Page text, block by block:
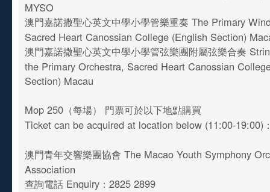
MYSO
澳門嘉諾撒聖心英文中學小學管樂重奏 The Primary
Sacred Heart Canossian College (English Section)
澳門嘉諾撒聖心英文中學小學管弦樂團附屬弦樂合奏
the Primary Orchestra, Sacred Heart Canossian
Section) Macau
Mop 250（每場） 門票可於以下地點購買
Ticket can be acquired at location below (11:00-19:00)
澳門青年交響樂團協會 The Macao Youth Symphony
Association
查詢電話 Enquiry：2825 2899